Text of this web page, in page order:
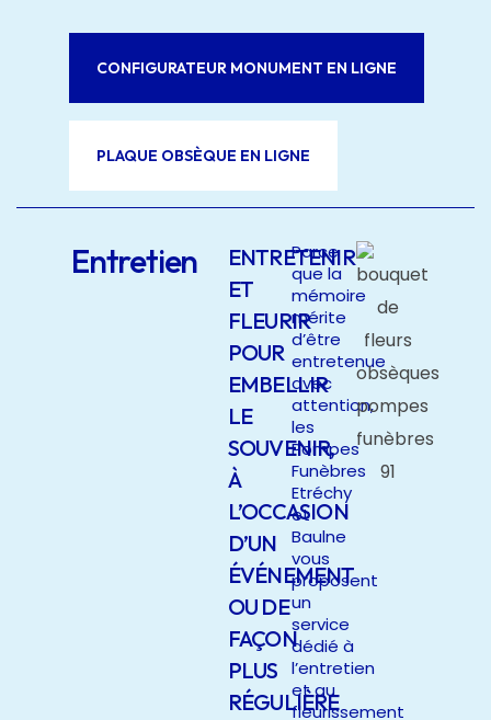
CONFIGURATEUR MONUMENT EN LIGNE
PLAQUE OBSÈQUE EN LIGNE
Entretien
ENTRETENIR
ET
FLEURIR
POUR
EMBELLIR
LE
SOUVENIR,
À
L’OCCASION
D’UN
ÉVÉNEMENT
OU DE
FAÇON
PLUS
RÉGULIÈRE
Parce
que la
mémoire
mérite
d’être
entretenue
avec
attention,
les
Pompes
Funèbres
Etréchy
et
Baulne
vous
proposent
un
service
dédié à
l’entretien
et au
fleurissement